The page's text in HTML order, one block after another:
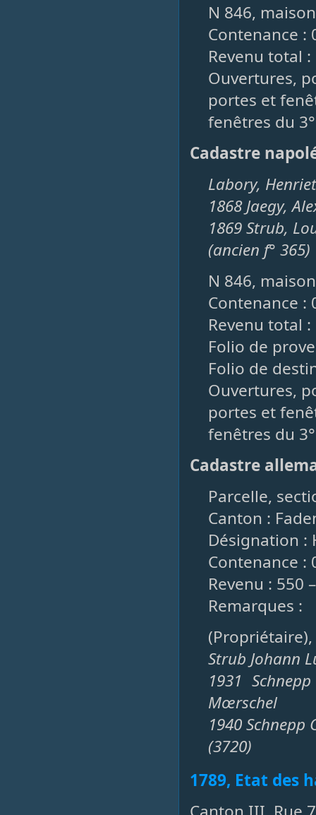
N 846,
Contenance :
Revenu total
Ouvertures,
portes et
fenêtres du
Cadastre
Labory,
1868 Jaegy,
1869 Strub,
(ancien f° 365)
N 846,
Contenance :
Revenu total
Folio de
Folio de
Ouvertures,
portes et
fenêtres du
Cadastre
Parcelle,
Canton :
Désignation :
Contenance :
Revenu : 550
Remarques :
Strub Johann
1931
Mœrschel
1940
(3720)
1789, Etat des